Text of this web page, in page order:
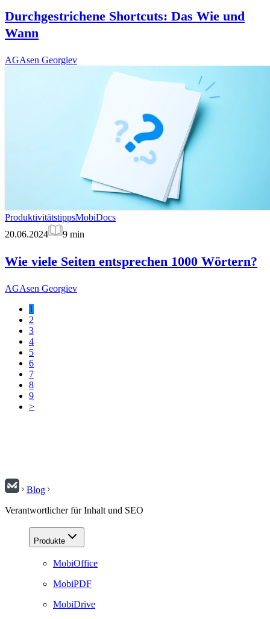
Durchgestrichene Shortcuts: Das Wie und
Wann
AGAsen Georgiev
ProduktivitätstippsMobiDocs
20.06.2024
9 min
Wie viele Seiten entsprechen 1000 Wörtern?
AGAsen Georgiev
1
2
3
4
5
6
7
8
9
>
Blog
Verantwortlicher für Inhalt und SEO
Produkte
MobiOffice
MobiPDF
MobiDrive